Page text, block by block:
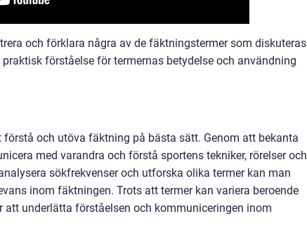
och förklara några av de fäktningstermer som diskuteras
förståelse för termernas betydelse och användning
och utöva fäktning på bästa sätt. Genom att bekanta
med varandra och förstå sportens tekniker, rörelser och
sökfrekvenser och utforska olika termer kan man
inom fäktningen. Trots att termer kan variera beroende
att underlätta förståelsen och kommuniceringen inom